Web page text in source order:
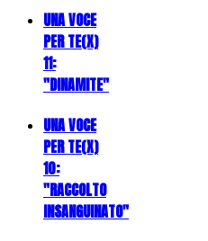
UNA VOCE
PER TE(X)
11:
"DINAMITE"
UNA VOCE
PER TE(X)
10:
"RACCOLTO
INSANGUINATO"